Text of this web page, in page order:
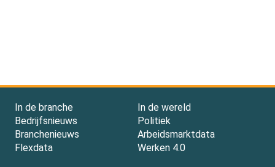
In de branche
Bedrijfsnieuws
Branchenieuws
Flexdata
In de wereld
Politiek
Arbeidsmarktdata
Werken 4.0